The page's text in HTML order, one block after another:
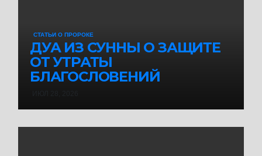
СТАТЬИ О ПРОРОКЕ
ДУА ИЗ СУННЫ О ЗАЩИТЕ
ОТ УТРАТЫ
БЛАГОСЛОВЕНИЙ